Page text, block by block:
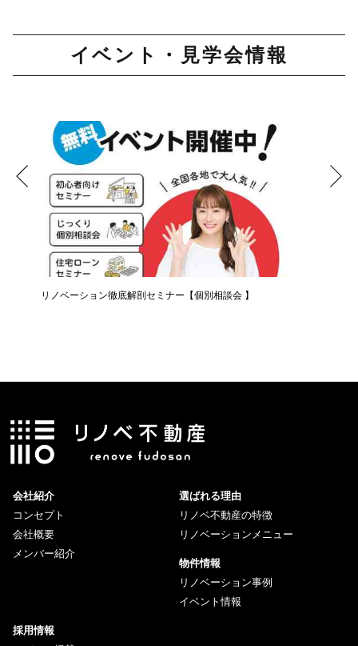
イベント・見学会情報
リノベーション徹底解剖セミナー【個別相談会 】
会社紹介
コンセプト
会社概要
メンバー紹介
選ばれる理由
リノベ不動産の特徴
リノベーションメニュー
物件情報
リノベーション事例
イベント情報
採用情報